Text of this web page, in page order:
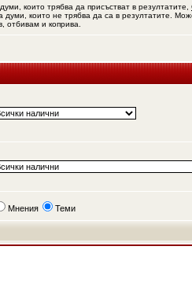
които трябва да присъстват в резултатите,
думи, които не трябва да са в резултатите.
отбивам и коприва.
Мнения Теми